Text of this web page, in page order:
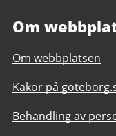
Om
Om webbplatsen
Kakor på
Behandling av